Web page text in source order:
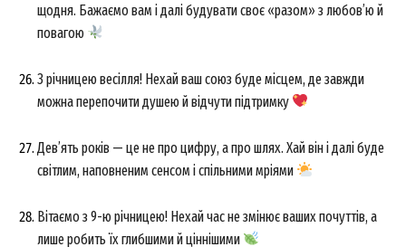
щодня. Бажаємо вам і далі будувати своє «разом» з любов’ю й
повагою
З річницею весілля! Нехай ваш союз буде місцем, де завжди
можна перепочити душею й відчути підтримку
Дев’ять років — це не про цифру, а про шлях. Хай він і далі буде
світлим, наповненим сенсом і спільними мріями
Вітаємо з 9-ю річницею! Нехай час не змінює ваших почуттів, а
лише робить їх глибшими й ціннішими